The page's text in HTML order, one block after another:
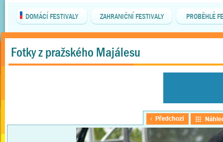
DOMÁCÍ FESTIVALY ZAHRANIČNÍ FESTIVALY PROBĚHLÉ
Fotky z pražského Majálesu